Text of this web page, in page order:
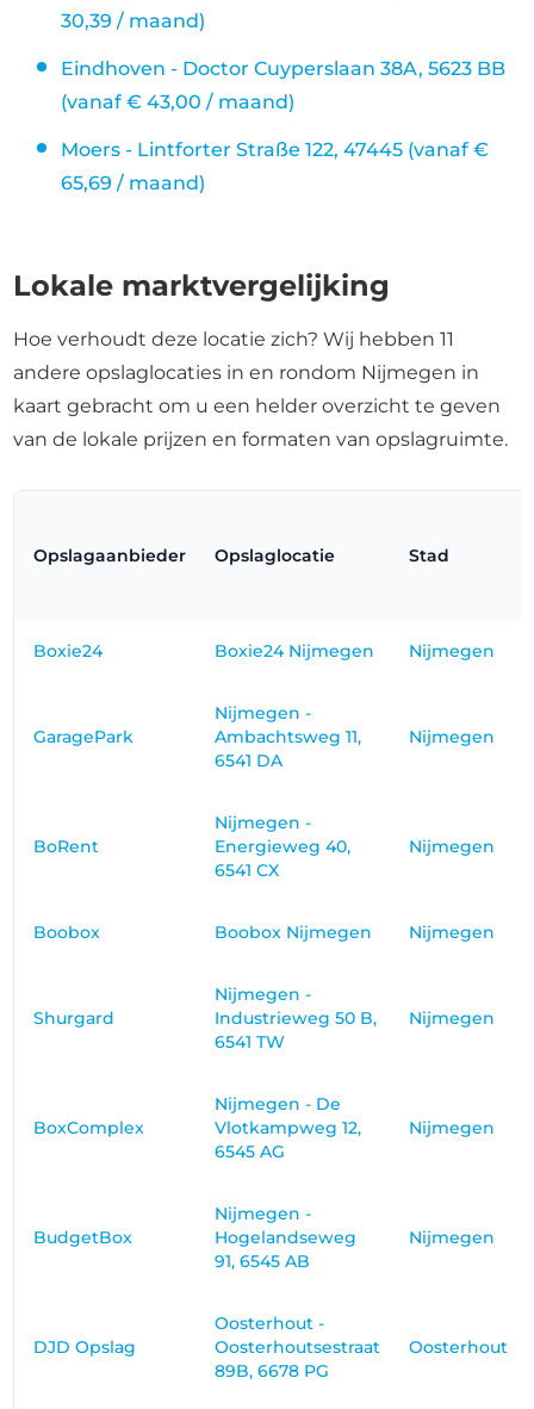
30,39 / maand)
Eindhoven - Doctor Cuyperslaan 38A, 5623 BB
(vanaf € 43,00 / maand)
Moers - Lintforter Straße 122, 47445 (vanaf €
65,69 / maand)
Lokale marktvergelijking
Hoe verhoudt deze locatie zich? Wij hebben 11
andere opslaglocaties in en rondom Nijmegen in
kaart gebracht om u een helder overzicht te geven
van de lokale prijzen en formaten van opslagruimte.
Opslagaanbieder Opslaglocatie Stad
Boxie24 Boxie24 Nijmegen Nijmegen
GaragePark
Nijmegen -
Ambachtsweg 11,
6541 DA
Nijmegen
BoRent
Nijmegen -
Energieweg 40,
6541 CX
Nijmegen
Boobox Boobox Nijmegen Nijmegen
Shurgard
Nijmegen -
Industrieweg 50 B,
6541 TW
Nijmegen
BoxComplex
Nijmegen - De
Vlotkampweg 12,
6545 AG
Nijmegen
BudgetBox
Nijmegen -
Hogelandseweg
91, 6545 AB
Nijmegen
DJD Opslag
Oosterhout -
Oosterhoutsestraat
89B, 6678 PG
Oosterhout